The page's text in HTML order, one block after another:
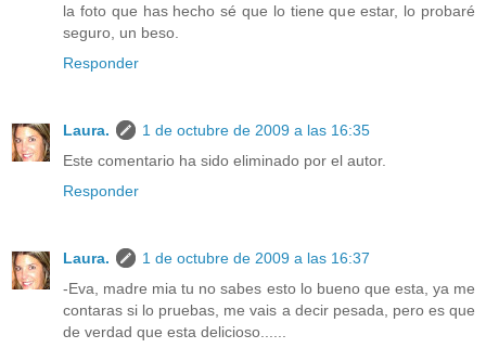
la foto que has hecho sé que lo tiene que estar, lo probaré
seguro, un beso.
Responder
Laura.
1 de octubre de 2009 a las 16:35
Este comentario ha sido eliminado por el autor.
Responder
Laura.
1 de octubre de 2009 a las 16:37
-Eva, madre mia tu no sabes esto lo bueno que esta, ya me
contaras si lo pruebas, me vais a decir pesada, pero es que
de verdad que esta delicioso......